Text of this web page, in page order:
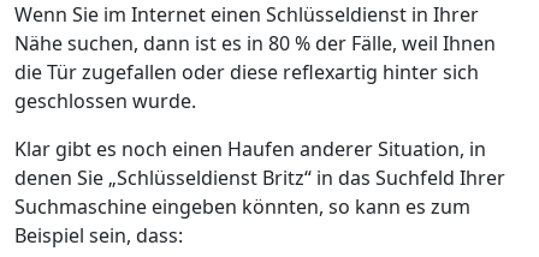
Wenn Sie im Internet einen Schlüsseldienst in Ihrer
Nähe suchen, dann ist es in 80 % der Fälle, weil Ihnen
die Tür zugefallen oder diese reflexartig hinter sich
geschlossen wurde.
Klar gibt es noch einen Haufen anderer Situation, in
denen Sie „Schlüsseldienst Britz“ in das Suchfeld Ihrer
Suchmaschine eingeben könnten, so kann es zum
Beispiel sein, dass: